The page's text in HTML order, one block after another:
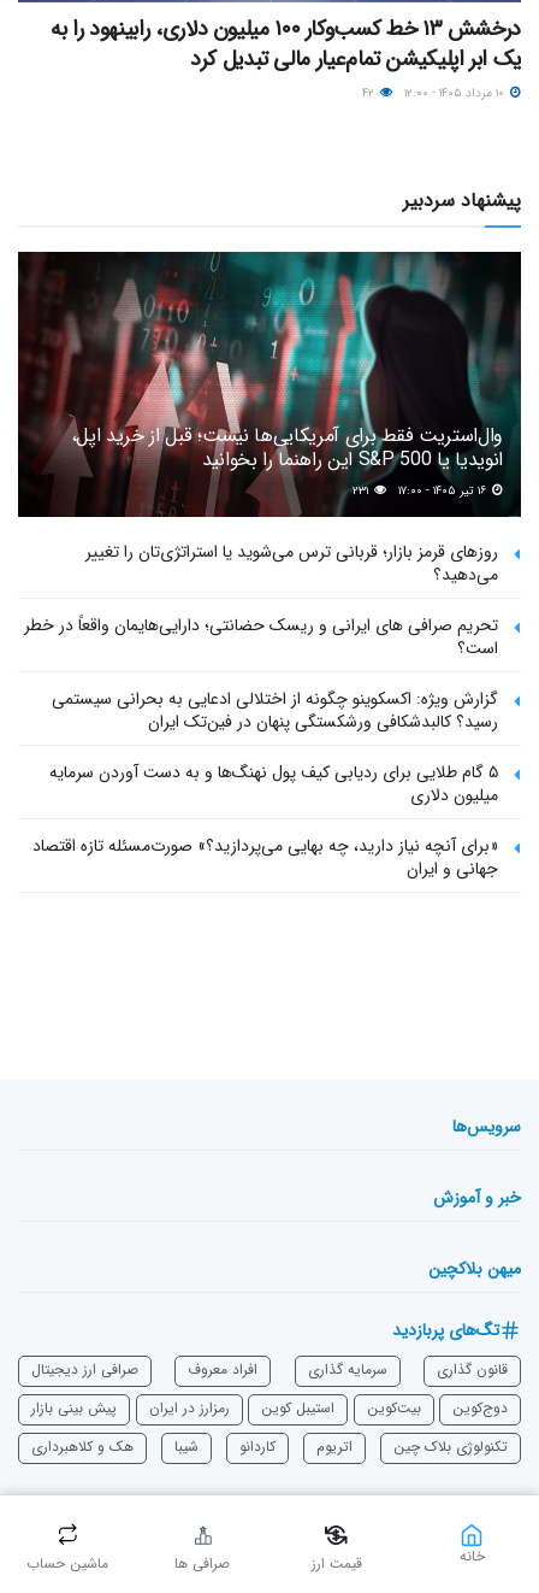
درخشش ۱۳ خط کسب‌وکار ۱۰۰ میلیون دلاری، رابینهود را به
یک ابر اپلیکیشن تمام‌عیار مالی تبدیل کرد
پیشنهاد سردبیر
وال‌استریت فقط برای آمریکایی‌ها نیست؛ قبل از خرید اپل،
انویدیا یا S&P 500 این راهنما را بخوانید
۲۳۱
روزهای قرمز بازار؛ قربانی ترس می‌شوید یا استراتژی‌تان را تغییر
می‌دهید؟
تحریم صرافی های ایرانی و ریسک حضانتی؛ دارایی‌هایمان واقعاً در خطر
است؟
گزارش ویژه: اکسکوینو چگونه از اختلالی ادعایی به بحرانی سیستمی
رسید؟ کالبدشکافی ورشکستگی پنهان در فین‌تک ایران
۵ گام طلایی برای ردیابی کیف پول‌ نهنگ‌ها و به دست آوردن سرمایه
میلیون دلاری
«برای آنچه نیاز دارید، چه بهایی می‌پردازید؟» صورت‌مسئله تازه اقتصاد
جهانی و ایران
خانه قیمت ارز صرافی ها ماشین حساب
سرویس‌ها
خبر و آموزش
میهن بلاکچین
تگ‌های پربازدید
قانون گذاری سرمایه‌ گذاری افراد معروف
صرافی ارز دیجیتال
دوج‌کوین
بیت‌کوین استیبل کوین رمزارز در ایران
پیش بینی بازار
تکنولوژی بلاک چین
اتریوم ‌کاردانو شیبا هک و کلاهبرداری